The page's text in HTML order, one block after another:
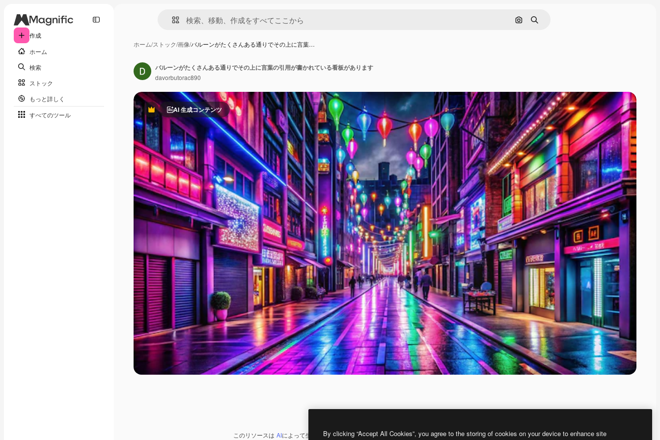
作成
ホーム
検索
ストック
もっと詳しく
すべてのツール
画像で検索
検索
ホーム/ストック/画像/バルーンがたくさんある通りでその上に言葉…
PremiumAI 生成コンテンツ
このリソースは AIによって生成されたものです。 AI画像生成ツールを使うと、あなた独自の画像を作成できます。
バルーンがたくさんある通りでその上に言葉の引用が書かれている看板があります
davorbutorac890
By clicking “Accept All Cookies”, you agree to the storing of cookies on your device to enhance site